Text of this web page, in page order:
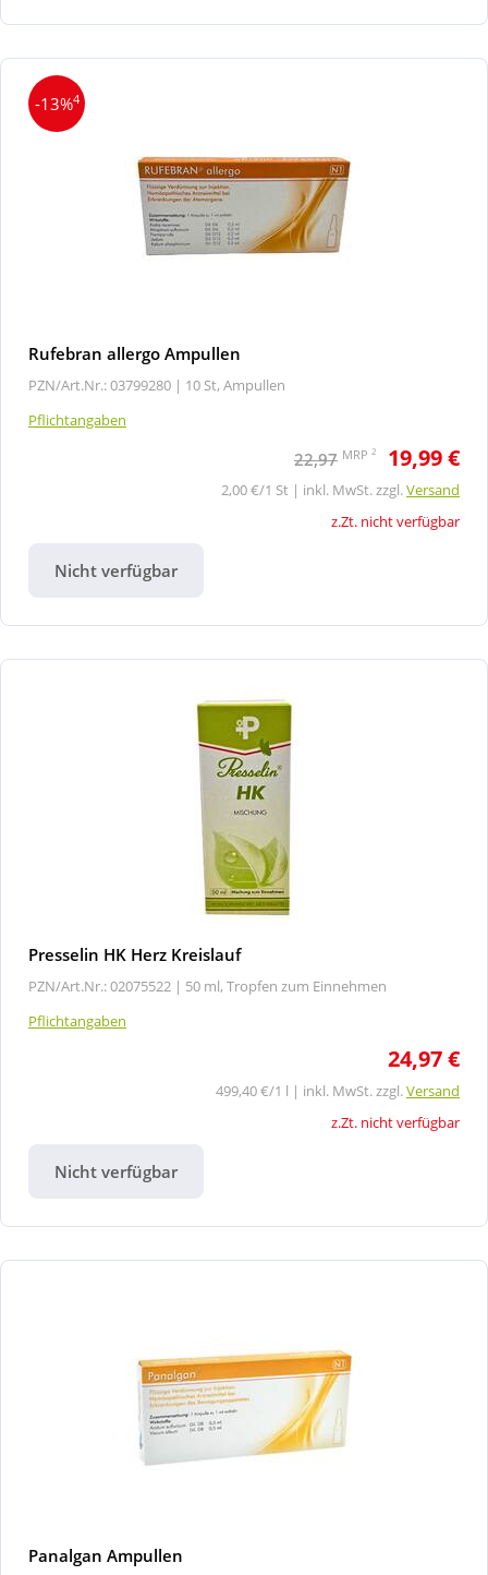
-13%4
Rufebran allergo Ampullen
PZN/Art.Nr.: 03799280 | 10 St, Ampullen
Pflichtangaben
22,97 MRP 2 19,99 €
2,00 €/1 St | inkl. MwSt. zzgl.Versand
z.Zt. nicht verfügbar
Nicht verfügbar
Presselin HK Herz Kreislauf
PZN/Art.Nr.: 02075522 | 50 ml, Tropfen zum Einnehmen
Pflichtangaben
24,97 €
499,40 €/1 l | inkl. MwSt. zzgl.Versand
z.Zt. nicht verfügbar
Nicht verfügbar
Panalgan Ampullen